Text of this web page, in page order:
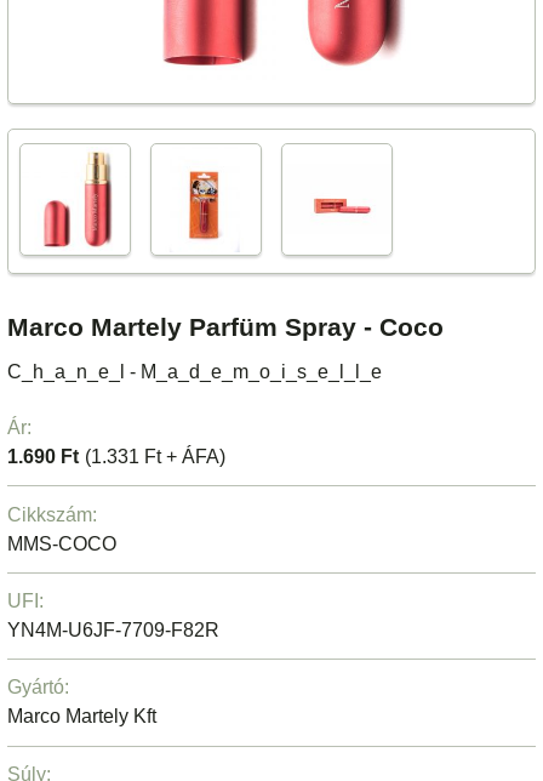
Marco Martely Parfüm Spray - Coco
C_h_a_n_e_l - M_a_d_e_m_o_i_s_e_l_l_e
Ár:
1.690 Ft (1.331 Ft + ÁFA)
Cikkszám:
MMS-COCO
UFI:
YN4M-U6JF-7709-F82R
Gyártó:
Marco Martely Kft
Súly: